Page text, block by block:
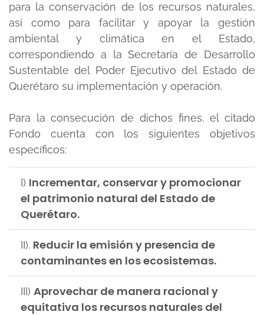
para la conservación de los recursos naturales,
así como para facilitar y apoyar la gestión
ambiental y climática en el Estado,
correspondiendo a la Secretaría de Desarrollo
Sustentable del Poder Ejecutivo del Estado de
Querétaro su implementación y operación.
Para la consecución de dichos fines, el citado
Fondo cuenta con los siguientes objetivos
específicos:
I) Incrementar, conservar y promocionar
el patrimonio natural del Estado de
Querétaro.
II). Reducir la emisión y presencia de
contaminantes en los ecosistemas.
III) Aprovechar de manera racional y
equitativa los recursos naturales del